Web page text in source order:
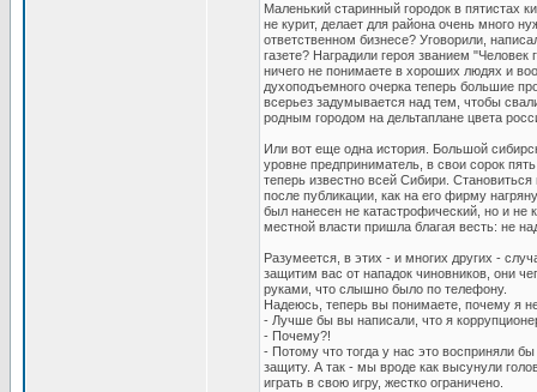
Маленький старинный городок в пятистах
не курит, делает для района очень много
ответственном бизнесе? Уговорили,
газете? Наградили героя званием
ничего не понимаете в хороших людях и
духоподъемного очерка теперь большие
всерьез задумывается над тем, чтобы
родным городом на дельтаплане цвета
Или вот еще одна история. Большой
уровне предприниматель, в свои сорок
теперь известно всей Сибири.
после публикации, как на его фирму
был нанесен не катастрофический, но и не
местной власти пришла благая весть: не
Разумеется, в этих - и многих других -
защитим вас от нападок чиновников, они
руками, что слышно было по телефону.
Надеюсь, теперь вы понимаете, почему я
- Лучше бы вы написали, что я
- Почему?!
- Потому что тогда у нас это восприняли
защиту. А так - мы вроде как высунули
играть в свою игру, жестко ограничено.